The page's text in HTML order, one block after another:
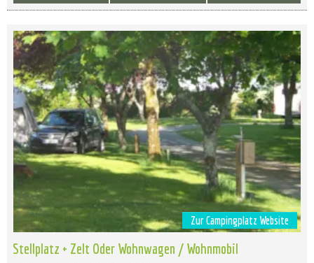
Zur Campingplatz Website
Stellplatz + Zelt Oder Wohnwagen / Wohnmobil